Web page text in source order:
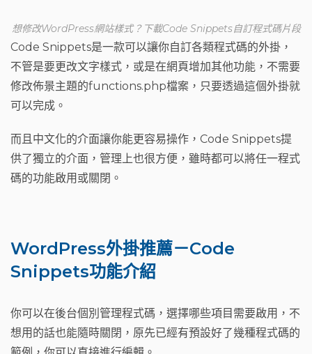
想修改WordPress網站樣式？下載Code Snippets自訂程式碼片段
Code Snippets是一款可以讓你自訂各類程式碼的外掛，
不管是要更改文字樣式，或是在網頁增加其他功能，不需要
修改佈景主題的functions.php檔案，只要透過這個外掛就
可以完成。
而且中文化的介面讓你能更容易操作，Code Snippets提
供了獨立的介面，管理上也很方便，雖時都可以將任一程式
碼的功能啟用或關閉。
WordPress外掛推薦－Code
Snippets功能介紹
你可以在後台個別管理程式碼，選擇哪些項目需要啟用，不
想用的話也能隨時關閉 ，原先已經有預設好了幾種程式碼的